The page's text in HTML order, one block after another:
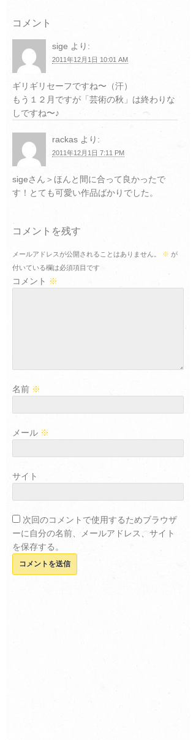
コメント
sige より:
2011年12月1日 10:01 AM
ギリギリセーフですね〜（汗）
もう１２月ですが「芸術の秋」は終わりな
しですね〜♪
rackas より:
2011年12月1日 7:11 PM
sigeさん＞ほんと間に合って良かったで
す！とても可愛い作品ばかりでした。
コメントを残す
メールアドレスが公開されることはありません。 ※ が
付いている欄は必須項目です
コメント ※
名前 ※
メール ※
サイト
次回のコメントで使用するためブラウザ
ーに自分の名前、メールアドレス、サイト
を保存する。